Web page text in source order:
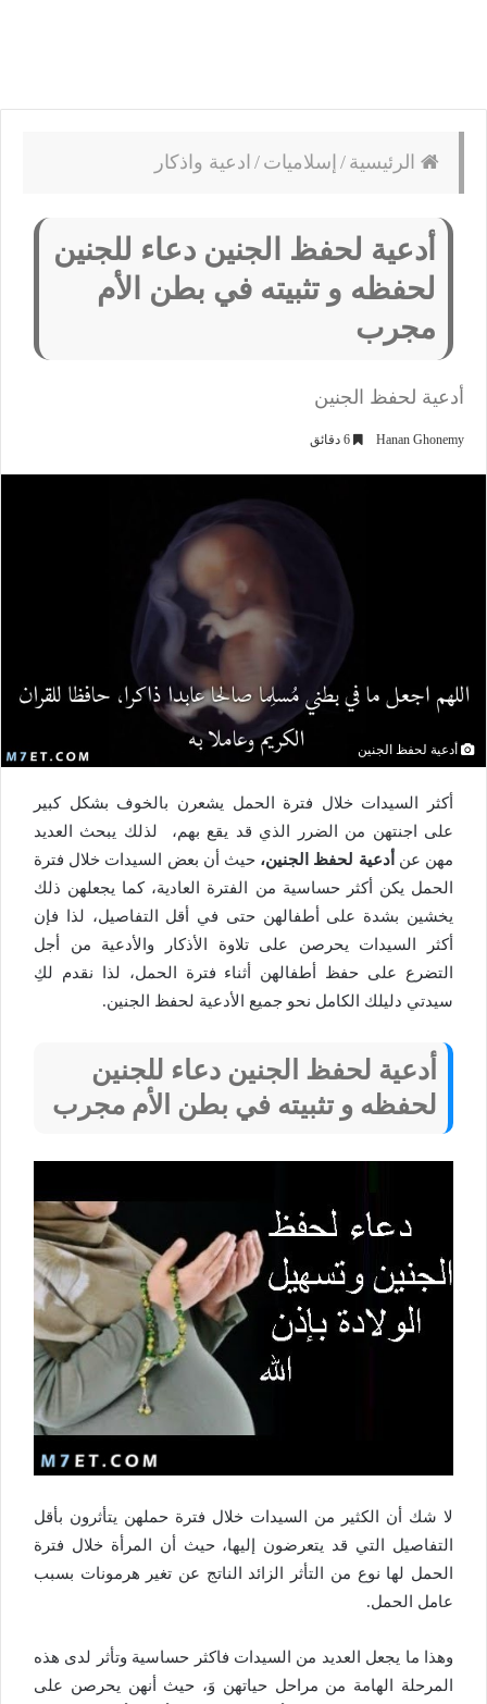
الرئيسية / إسلاميات / ادعية واذكار
أدعية لحفظ الجنين دعاء للجنين
لحفظه و تثبيته في بطن الأم
مجرب
أدعية لحفظ الجنين
Hanan Ghonemy
أدعية لحفظ الجنين
أكثر السيدات خلال فترة الحمل يشعرن بالخوف بشكل كبير
على اجنتهن من الضرر الذي قد يقع بهم، لذلك يبحث العديد
مهن عن أدعية لحفظ الجنين، حيث أن بعض السيدات خلال فترة
الحمل يكن أكثر حساسية من الفترة العادية، كما يجعلهن ذلك
يخشين بشدة على أطفالهن حتى في أقل التفاصيل، لذا فإن
أكثر السيدات يحرصن على تلاوة الأذكار والأدعية من أجل
التضرع على حفظ أطفالهن أثناء فترة الحمل، لذا نقدم لكِ
سيدتي دليلك الكامل نحو جميع الأدعية لحفظ الجنين.
أدعية لحفظ الجنين دعاء للجنين
لحفظه و تثبيته في بطن الأم مجرب
لا شك أن الكثير من السيدات خلال فترة حملهن يتأثرون بأقل
التفاصيل التي قد يتعرضون إليها، حيث أن المرأة خلال فترة
الحمل لها نوع من التأثر الزائد الناتج عن تغير هرمونات بسبب
عامل الحمل.
وهذا ما يجعل العديد من السيدات فاكثر حساسية وتأثر لدى هذه
المرحلة الهامة من مراحل حياتهن وَ، حيث أنهن يحرصن على